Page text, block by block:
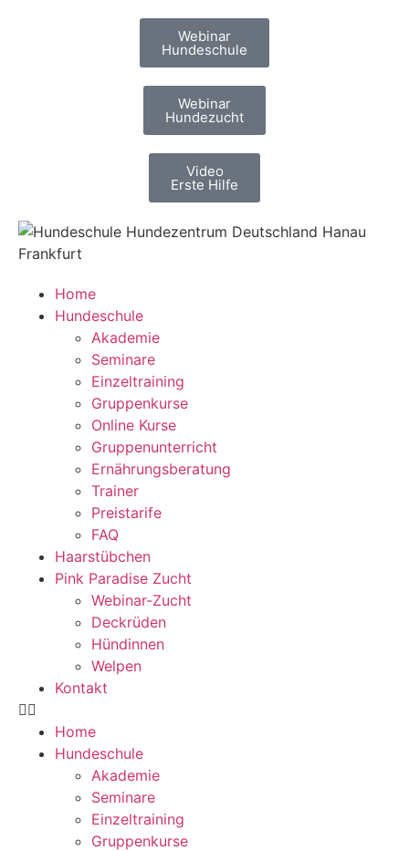
Webinar
Hundeschule
Webinar
Hundezucht
Video
Erste Hilfe
Home
Hundeschule
Akademie
Seminare
Einzeltraining
Gruppenkurse
Online Kurse
Gruppenunterricht
Ernährungsberatung
Trainer
Preistarife
FAQ
Haarstübchen
Pink Paradise Zucht
Webinar-Zucht
Deckrüden
Hündinnen
Welpen
Kontakt
Home
Hundeschule
Akademie
Seminare
Einzeltraining
Gruppenkurse